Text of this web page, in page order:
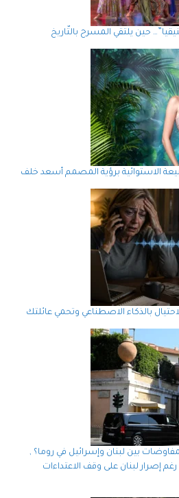
حين يلتقي المسرح بالتّاريخ
بالذكاء الاصطناعي وتحمي عائلتك
بين لبنان وإسرائيل في روما؟ ,
إصرار لبنان على وقف الاعتداءات